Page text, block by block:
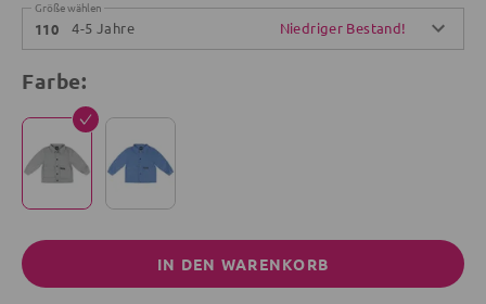
Größe wählen
110 4-5 Jahre Niedriger Bestand!
Farbe:
IN DEN WARENKORB